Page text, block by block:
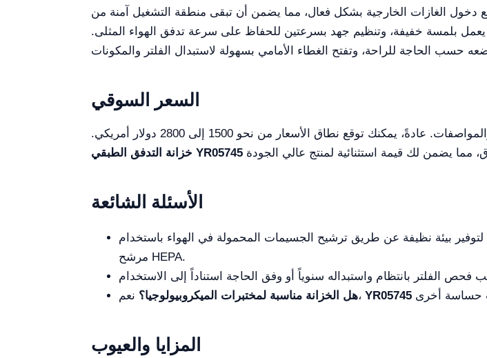
دخول الغازات الخارجية بشكل فعال، مما يضمن أن تبقى منطقة التشغيل آمنة من
يعمل بلمسة خفيفة، وتنظيم جهد بسرعتين للحفاظ على سرعة تدفق الهواء المثلى.
السعر السوقي
توقع نطاق الأسعار من نحو 1500 إلى 2800 دولار أمريكي.
خزانة التدفق الطبقي YR05745
الأسئلة الشائعة
بيئة نظيفة عن طريق ترشيح الجسيمات المحمولة في الهواء باستخدام
مرشح HEPA.
هل الخزانة مناسبة لمختبرات الميكروبيولوجيا؟نعم، YR05745
المزايا والعيوب